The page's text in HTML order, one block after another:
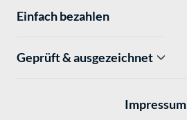
Einfach bezahlen
Geprüft & ausgezeichnet
Impressum